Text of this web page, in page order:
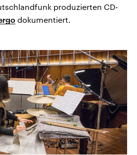
produzierten CD-
dokumentiert.